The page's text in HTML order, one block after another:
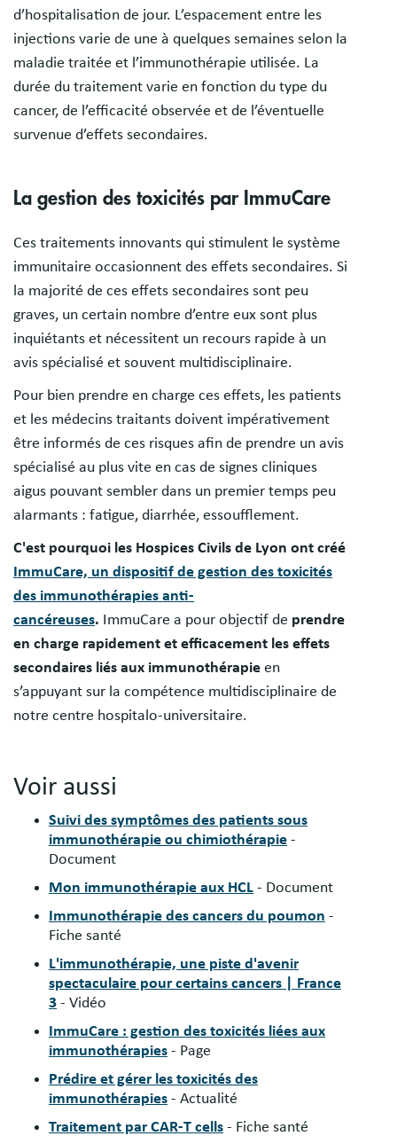
d’hospitalisation de jour. L’espacement entre les
injections varie de une à quelques semaines selon la
maladie traitée et l’immunothérapie utilisée. La
durée du traitement varie en fonction du type du
cancer, de l’efficacité observée et de l’éventuelle
survenue d’effets secondaires.
La gestion des toxicités par ImmuCare
Ces traitements innovants qui stimulent le système
immunitaire occasionnent des effets secondaires. Si
la majorité de ces effets secondaires sont peu
graves, un certain nombre d’entre eux sont plus
inquiétants et nécessitent un recours rapide à un
avis spécialisé et souvent multidisciplinaire.
Pour bien prendre en charge ces effets, les patients
et les médecins traitants doivent impérativement
être informés de ces risques afin de prendre un avis
spécialisé au plus vite en cas de signes cliniques
aigus pouvant sembler dans un premier temps peu
alarmants : fatigue, diarrhée, essoufflement.
C'est pourquoi les Hospices Civils de Lyon ont créé
ImmuCare, un dispositif de gestion des toxicités
des immunothérapies anti-
cancéreuses. ImmuCare a pour objectif de prendre
en charge rapidement et efficacement les effets
secondaires liés aux immunothérapie en
s’appuyant sur la compétence multidisciplinaire de
notre centre hospitalo-universitaire.
Voir aussi
Suivi des symptômes des patients sous
immunothérapie ou chimiothérapie -
Document
Mon immunothérapie aux HCL - Document
Immunothérapie des cancers du poumon -
Fiche santé
L'immunothérapie, une piste d'avenir
spectaculaire pour certains cancers | France
3 - Vidéo
ImmuCare : gestion des toxicités liées aux
immunothérapies - Page
Prédire et gérer les toxicités des
immunothérapies - Actualité
Traitement par CAR-T cells - Fiche santé